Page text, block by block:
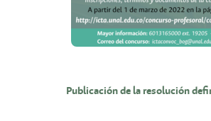
Publicación de la resolución